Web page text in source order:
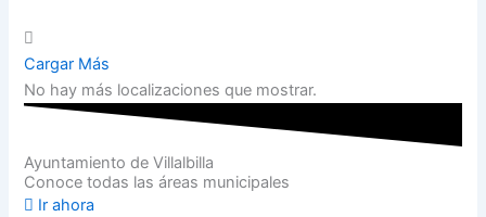
Cargar Más
No hay más localizaciones que mostrar.
Ayuntamiento de Villalbilla
Conoce todas las áreas municipales
Ir ahora